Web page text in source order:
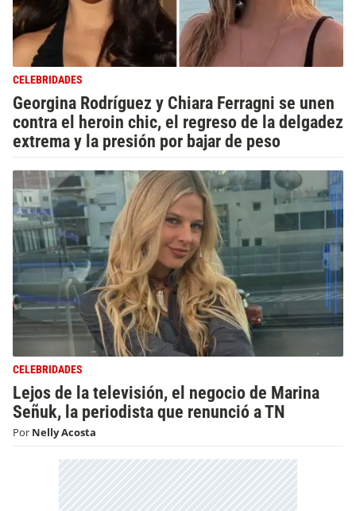
CELEBRIDADES
Georgina Rodríguez y Chiara Ferragni se unen
contra el heroin chic, el regreso de la delgadez
extrema y la presión por bajar de peso
CELEBRIDADES
Lejos de la televisión, el negocio de Marina
Señuk, la periodista que renunció a TN
Por Nelly Acosta